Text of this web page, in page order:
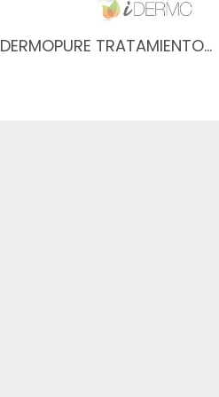
DERMOPURE TRATAMIENTO…